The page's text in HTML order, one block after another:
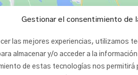
Gestionar el consentimiento de
las mejores experiencias, utilizamos
almacenar y/o acceder a la
de estas tecnologías nos permitirá